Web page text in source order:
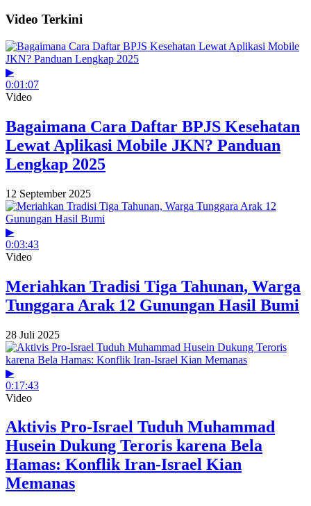
Video Terkini
▶
0:01:07
Video
Bagaimana Cara Daftar BPJS Kesehatan
Lewat Aplikasi Mobile JKN? Panduan
Lengkap 2025
12 September 2025
▶
0:03:43
Video
Meriahkan Tradisi Tiga Tahunan, Warga
Tunggara Arak 12 Gunungan Hasil Bumi
28 Juli 2025
▶
0:17:43
Video
Aktivis Pro-Israel Tuduh Muhammad
Husein Dukung Teroris karena Bela
Hamas: Konflik Iran-Israel Kian
Memanas